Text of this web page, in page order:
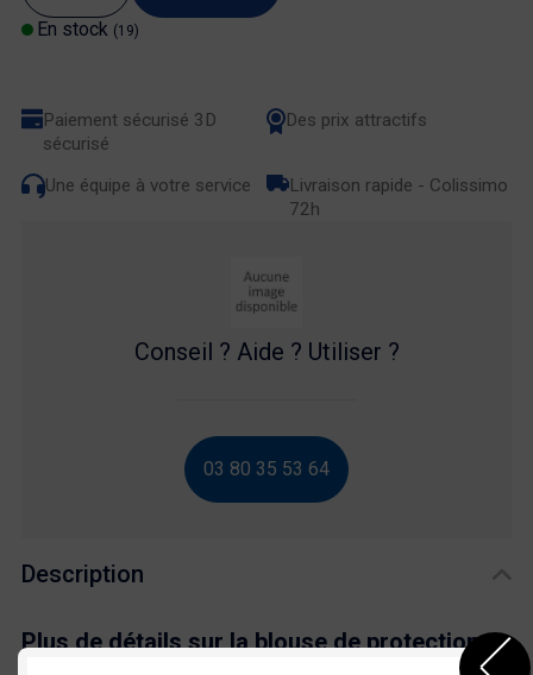
Description
Plus de détails sur la blouse de protection
En stock (19)
Paiement sécurisé 3D
sécurisé
Des prix attractifs
Une équipe à votre service
Livraison rapide - Colissimo
72h
Conseil ? Aide ? Utiliser ?
03 80 35 53 64